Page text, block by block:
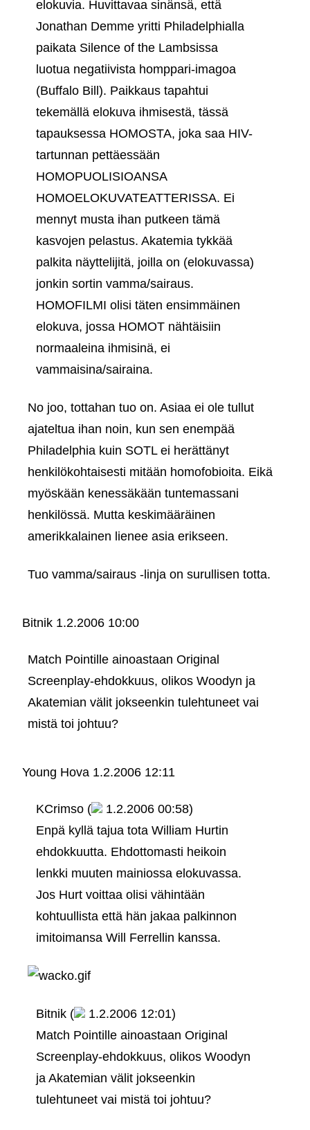
elokuvia. Huvittavaa sinänsä, että
Jonathan Demme yritti Philadelphialla
paikata Silence of the Lambsissa
luotua negatiivista homppari-imagoa
(Buffalo Bill). Paikkaus tapahtui
tekemällä elokuva ihmisestä, tässä
tapauksessa HOMOSTA, joka saa HIV-
tartunnan pettäessään
HOMOPUOLISIOANSA
HOMOELOKUVATEATTERISSA. Ei
mennyt musta ihan putkeen tämä
kasvojen pelastus. Akatemia tykkää
palkita näyttelijitä, joilla on (elokuvassa)
jonkin sortin vamma/sairaus.
HOMOFILMI olisi täten ensimmäinen
elokuva, jossa HOMOT nähtäisiin
normaaleina ihmisinä, ei
vammaisina/sairaina.
No joo, tottahan tuo on. Asiaa ei ole tullut
ajateltua ihan noin, kun sen enempää
Philadelphia kuin SOTL ei herättänyt
henkilökohtaisesti mitään homofobioita. Eikä
myöskään kenessäkään tuntemassani
henkilössä. Mutta keskimääräinen
amerikkalainen lienee asia erikseen.
Tuo vamma/sairaus ‑linja on surullisen totta.
Bitnik 1.2.2006 10:00
Match Pointille ainoastaan Original
Screenplay-ehdokkuus, olikos Woodyn ja
Akatemian välit jokseenkin tulehtuneet vai
mistä toi johtuu?
Young Hova 1.2.2006 12:11
KCrimso (
1.2.2006 00:58)
Enpä kyllä tajua tota William Hurtin
ehdokkuutta. Ehdottomasti heikoin
lenkki muuten mainiossa elokuvassa.
Jos Hurt voittaa olisi vähintään
kohtuullista että hän jakaa palkinnon
imitoimansa Will Ferrellin kanssa.
Bitnik (
1.2.2006 12:01)
Match Pointille ainoastaan Original
Screenplay-ehdokkuus, olikos Woodyn
ja Akatemian välit jokseenkin
tulehtuneet vai mistä toi johtuu?